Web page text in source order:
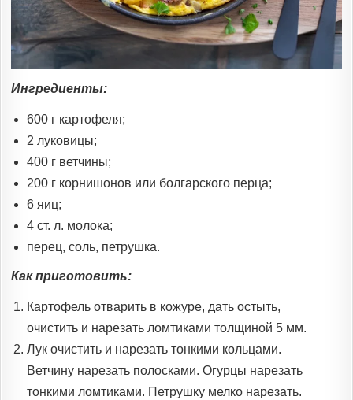
Ингредиенты:
600 г картофеля;
2 луковицы;
400 г ветчины;
200 г корнишонов или болгарского перца;
6 яиц;
4 ст. л. молока;
перец, соль, петрушка.
Как приготовить:
Картофель отварить в кожуре, дать остыть,
очистить и нарезать ломтиками толщиной 5 мм.
Лук очистить и нарезать тонкими кольцами.
Ветчину нарезать полосками. Огурцы нарезать
тонкими ломтиками. Петрушку мелко нарезать.